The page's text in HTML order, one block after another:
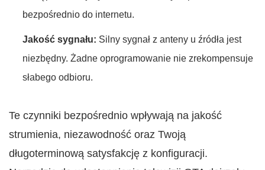
bezpośrednio do internetu.
Jakość sygnału: Silny sygnał z anteny u źródła jest
niezbędny. Żadne oprogramowanie nie zrekompensuje
słabego odbioru.
Te czynniki bezpośrednio wpływają na jakość
strumienia, niezawodność oraz Twoją
długoterminową satysfakcję z konfiguracji.